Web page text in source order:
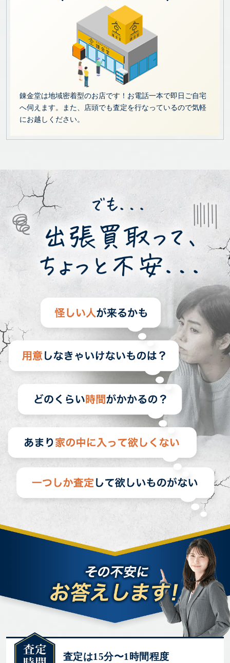
錬金堂は地域密着型のお店です！お電話一本で即日ご自宅
へ伺えます。また、店頭でも査定を行なっているので気軽
にお越しください。
査定は15分〜1時間程度